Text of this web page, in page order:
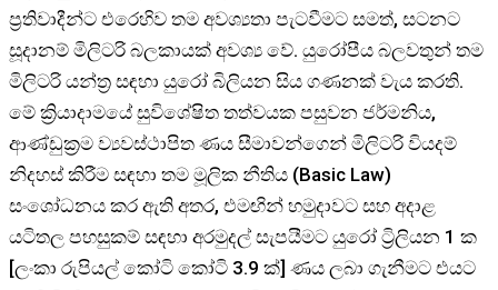
ප්‍රතිවාදීන්ට එරෙහිව තම අවශ්‍යතා පැටවීමට සමත්, සටනට
සූදානම් මිලිටරි බලකායක් අවශ්‍ය වේ. යුරෝපීය බලවතුන් තම
මිලිටරි යන්ත්‍ර සඳහා යුරෝ බිලියන සිය ගණනක් වැය කරති.
මේ ක්‍රියාදාමයේ සුවිශේෂිත තත්වයක පසුවන ජර්මනිය,
ආණ්ඩුක්‍රම ව්‍යවස්ථාපිත ණය සීමාවන්ගෙන් මිලිටරි වියදම්
නිදහස් කිරීම සඳහා තම මූලික නීතිය (Basic Law)
සංශෝධනය කර ඇති අතර, එමඟින් හමුදාවට සහ අදාළ
යටිතල පහසුකම් සඳහා අරමුදල් සැපයීමට යුරෝ ට්‍රිලියන 1 ක
[ලංකා රුපියල් කෝටි කෝටි 3.9 ක්] ණය ලබා ගැනීමට එයට